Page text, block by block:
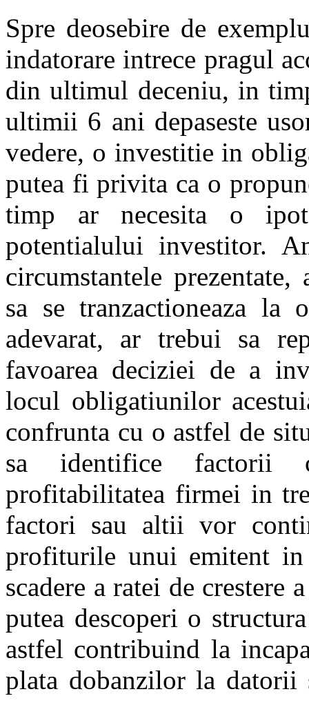
Spre deosebire de
indatorare intrece pragul
din ultimul deceniu, in
ultimii 6 ani depaseste
vedere, o investitie in
putea fi privita ca o
timp ar necesita o
potentialului investitor.
circumstantele
sa se tranzactioneaza la
adevarat, ar trebui sa
favoarea deciziei de a
locul obligatiunilor
confrunta cu o astfel de
sa identifice factorii
profitabilitatea firmei in
factori sau altii vor
profiturile unui emitent
scadere a ratei de crestere
putea descoperi o
astfel contribuind la
plata dobanzilor la datorii